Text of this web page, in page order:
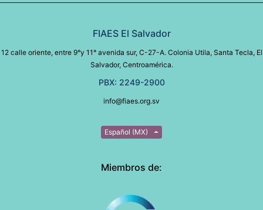
FIAES El Salvador
12 calle oriente, entre 9°y 11° avenida sur, C-27-A. Colonia Utila, Santa Tecla, El
Salvador, Centroamérica.
PBX: 2249-2900
info@fiaes.org.sv
Español (MX)
Miembros de: